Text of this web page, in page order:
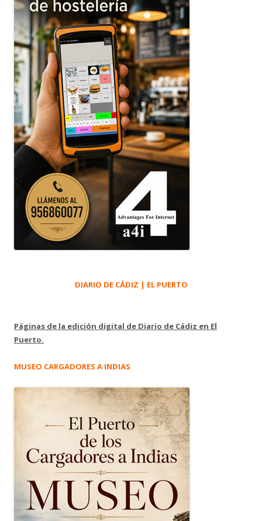
DIARIO DE CÁDIZ | EL PUERTO
Páginas de la edición digital de Diario de Cádiz en El
Puerto.
MUSEO CARGADORES A INDIAS